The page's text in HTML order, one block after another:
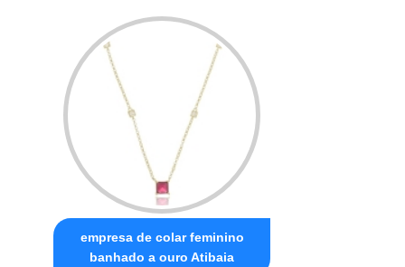
empresa de colar feminino
banhado a ouro Atibaia